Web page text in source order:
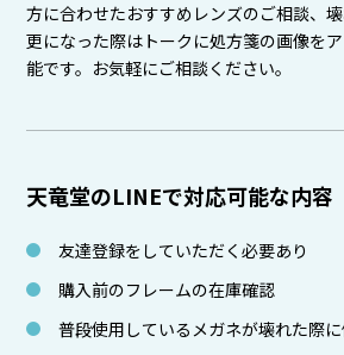
方に合わせたおすすめレンズのご相談、
更になった際はトークに処方箋の画像を
能です。お気軽にご相談ください。
天竜堂のLINEで対応可能な内容
友達登録をしていただく必要あり
購入前のフレームの在庫確認
普段使用しているメガネが壊れた際